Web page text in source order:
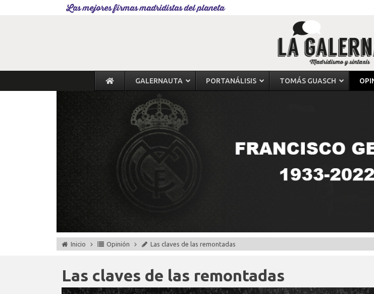
Las mejores firmas madridistas del planeta
GALERNAUTA PORTANÁLISIS TOMÁS GUASCH
Inicio Opinión Las claves de las remontadas
Las claves de las remontadas